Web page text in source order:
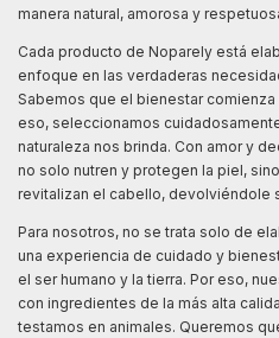
manera natural, amorosa y
Cada producto de Noparely está
enfoque en las verdaderas
Sabemos que el bienestar
eso, seleccionamos
naturaleza nos brinda. Con amor y
no solo nutren y protegen la piel,
revitalizan el cabello, devolviéndole
Para nosotros, no se trata solo de
una experiencia de cuidado y
el ser humano y la tierra. Por eso,
con ingredientes de la más alta
testamos en animales. Queremos